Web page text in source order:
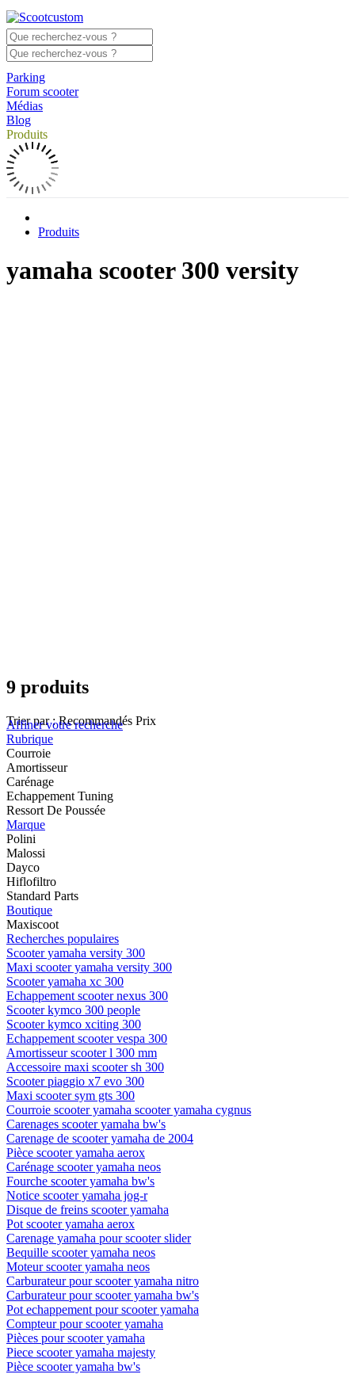
Parking
Forum scooter
Médias
Blog
Produits
Produits
yamaha scooter 300 versity
9 produits
Trier par : Recommandés Prix
Affiner votre recherche
Rubrique
Courroie
Amortisseur
Carénage
Echappement Tuning
Ressort De Poussée
Marque
Polini
Malossi
Dayco
Hiflofiltro
Standard Parts
Boutique
Maxiscoot
Recherches populaires
Scooter yamaha versity 300
Maxi scooter yamaha versity 300
Scooter yamaha xc 300
Echappement scooter nexus 300
Scooter kymco 300 people
Scooter kymco xciting 300
Echappement scooter vespa 300
Amortisseur scooter l 300 mm
Accessoire maxi scooter sh 300
Scooter piaggio x7 evo 300
Maxi scooter sym gts 300
Courroie scooter yamaha scooter yamaha cygnus
Carenages scooter yamaha bw's
Carenage de scooter yamaha de 2004
Pièce scooter yamaha aerox
Carénage scooter yamaha neos
Fourche scooter yamaha bw's
Notice scooter yamaha jog-r
Disque de freins scooter yamaha
Pot scooter yamaha aerox
Carenage yamaha pour scooter slider
Bequille scooter yamaha neos
Moteur scooter yamaha neos
Carburateur pour scooter yamaha nitro
Carburateur pour scooter yamaha bw's
Pot echappement pour scooter yamaha
Compteur pour scooter yamaha
Pièces pour scooter yamaha
Piece scooter yamaha majesty
Pièce scooter yamaha bw's